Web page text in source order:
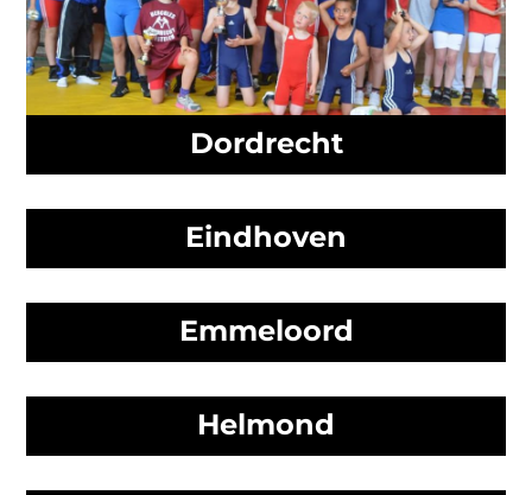
Dordrecht
Eindhoven
Emmeloord
Helmond